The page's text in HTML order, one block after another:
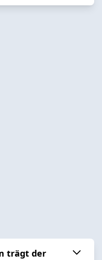
trägt der